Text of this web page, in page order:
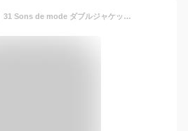
【SALE／10%OFF】31 Sons de mode ダブルジャケット トランテアン ソン ドゥ モード コート/ジャケット コート/ジャケットその他 ネイビー【送料無料】